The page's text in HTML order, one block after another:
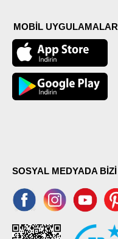
MOBİL UYGULAMALAR
SOSYAL MEDYADA